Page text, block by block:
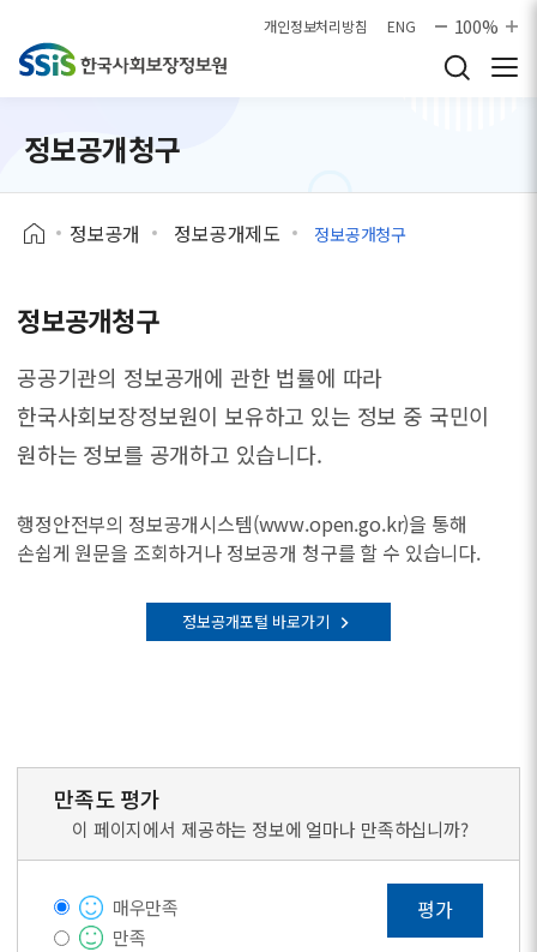
개인정보처리방침 ENG 100%
정보공개청구
정보공개 정보공개제도 정보공개청구
정보공개청구
공공기관의 정보공개에 관한 법률에 따라
한국사회보장정보원이 보유하고 있는 정보 중 국민이
원하는 정보를 공개하고 있습니다.
행정안전부의 정보공개시스템(www.open.go.kr)을 통해
손쉽게 원문을 조회하거나 정보공개 청구를 할 수 있습니다.
정보공개포털 바로가기
만족도 평가
이 페이지에서 제공하는 정보에 얼마나 만족하십니까?
매우만족
만족
평가